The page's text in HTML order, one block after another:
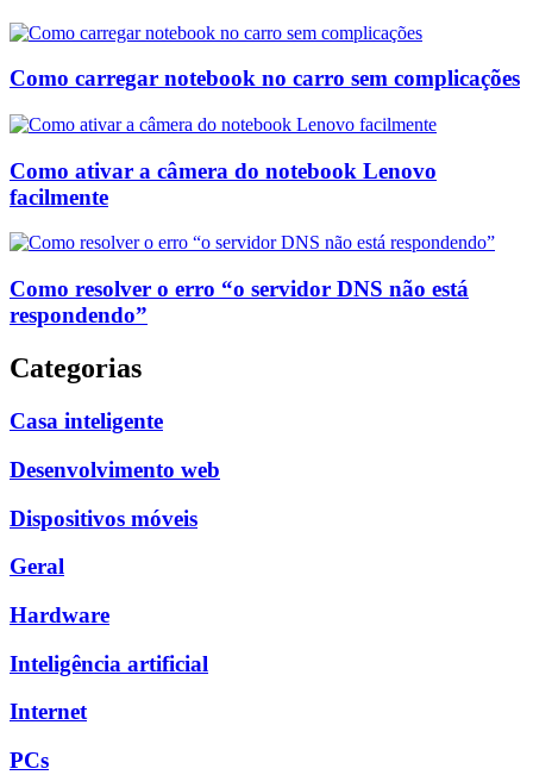
Como carregar notebook no carro sem complicações
Como ativar a câmera do notebook Lenovo
facilmente
Como resolver o erro “o servidor DNS não está
respondendo”
Categorias
Casa inteligente
Desenvolvimento web
Dispositivos móveis
Geral
Hardware
Inteligência artificial
Internet
PCs